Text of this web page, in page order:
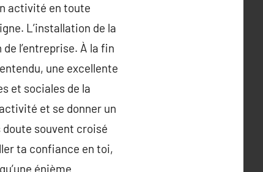
activité en toute
L’installation de la
l’entreprise. À la fin
une excellente
et sociales de la
et se donner un
doute souvent croisé
ta confiance en toi,
énième